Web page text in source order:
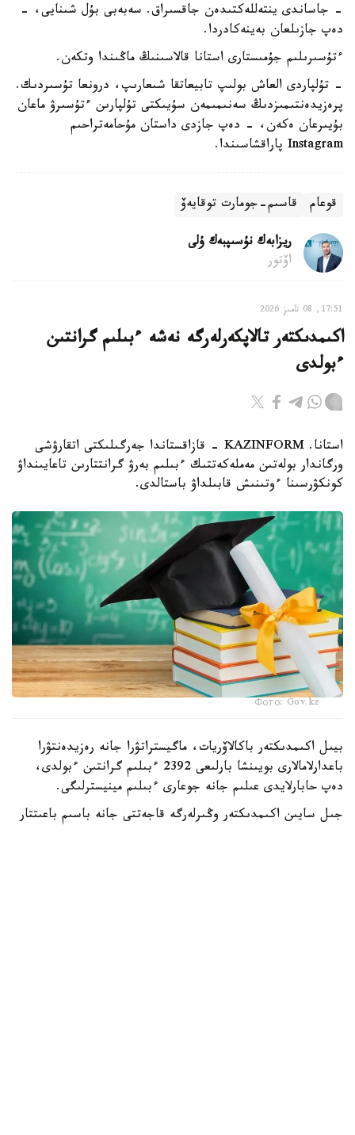
- جاساندى ينتەللەكتىدەن جاقسىراق. سەبەبى بۇل شىنايى، -
دەپ جازىلعان بەينەكادردا.
ءتۇسىرىلىم جۇمىستارى استانا قالاسىنىڭ ماڭىندا وتكەن.
- تۇلپاردى العاش بولىپ تابيعاتقا شىعارىپ، درونعا تۇسىردىك.
پرەزيدەنتىمىزدىڭ سەنىمىمەن سۇيىكتى تۇلپارىن ءتۇسىرۋ ماعان
بۇيىرعان ەكەن، - دەپ جازدى داستان مۇحامەتراحىم
Instagram پاراقشاسىندا.
قوعام قاسىم-جومارت توقايەۆ
ريزابەك نۇسىپبەك ۇلى
اۆتور
17:51, 08 تامىز 2026
اكىمدىكتەر تالاپكەرلەرگە نەشە ءبىلىم گرانتىن
ءبولدى
استانا. KAZINFORM - قازاقستاندا جەرگىلىكتى اتقارۋشى
ورگاندار بولەتىن مەملەكەتتىك ءبىلىم بەرۋ گرانتتارىن تاعايىنداۋ
كونكۋرسىنا ءوتىنىش قابىلداۋ باستالدى.
Фото: Gov.kz
بيىل اكىمدىكتەر باكالاۆريات، ماگيستراتۋرا جانە رەزيدەنتۋرا
باعدارلامالارى بويىنشا بارلىعى 2392 ءبىلىم گرانتىن ءبولدى،
دەپ حابارلايدى عىلىم جانە جوعارى ءبىلىم مينيسترلىگى.
جىل سايىن اكىمدىكتەر وڭىرلەرگە قاجەتتى جانە باسىم باعىتتار